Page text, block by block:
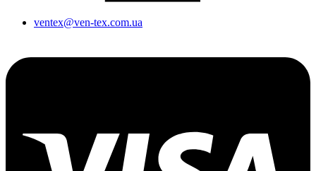
ventex@ven-tex.com.ua